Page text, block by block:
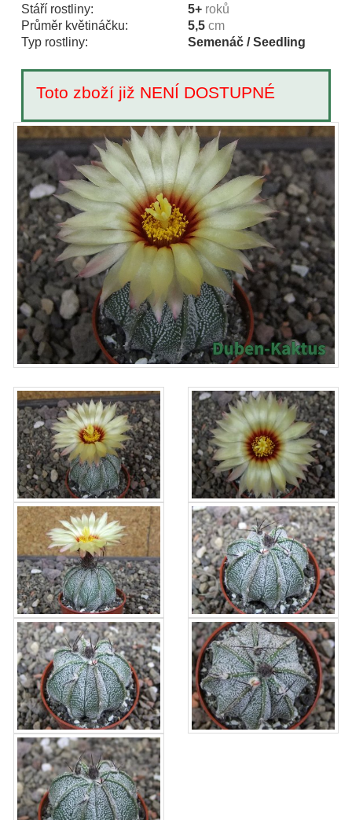
Stáří rostliny:
5+ roků
Průměr květináčku:
5,5 cm
Typ rostliny:
Semenáč / Seedling
Toto zboží již NENÍ DOSTUPNÉ